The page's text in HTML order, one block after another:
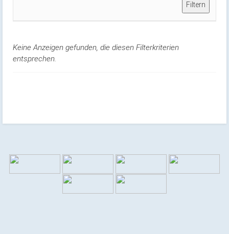
Keine Anzeigen gefunden, die diesen Filterkriterien
entsprechen.